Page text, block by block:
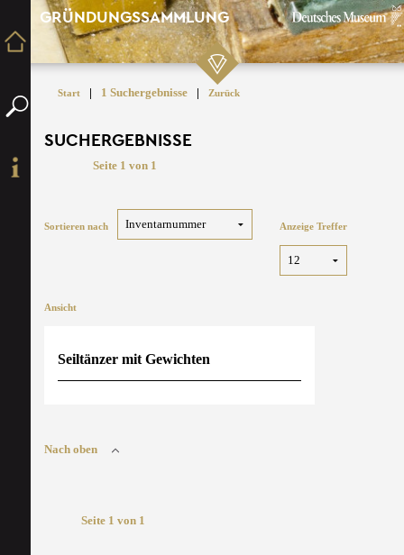
GRÜNDUNGSSAMMLUNG
Start | 1 Suchergebnisse | Zurück
SUCHERGEBNISSE
Seite 1 von 1
Sortieren nach Anzeige Treffer
Ansicht
Seiltänzer mit Gewichten
Nach oben
Seite 1 von 1